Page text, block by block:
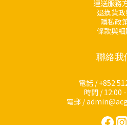
運送服務
退換貨
隱私政
條款與細
聯絡我
電話 / +852
時間 / 12:00
電郵 /